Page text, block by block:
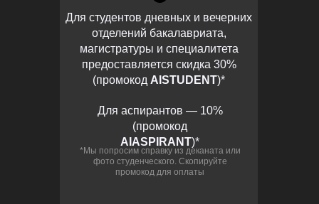
Для студентов дневных и вечерних
отделений бакалавриата,
магистратуры и специалитета
предоставляется скидка 30%
(промокод AISTUDENT)*
*Мы попросим справку из деканата или
фото студенческого. Скопируйте
промокод для оплаты
Для аспирантов — 10%
(промокод
AIASPIRANT)*